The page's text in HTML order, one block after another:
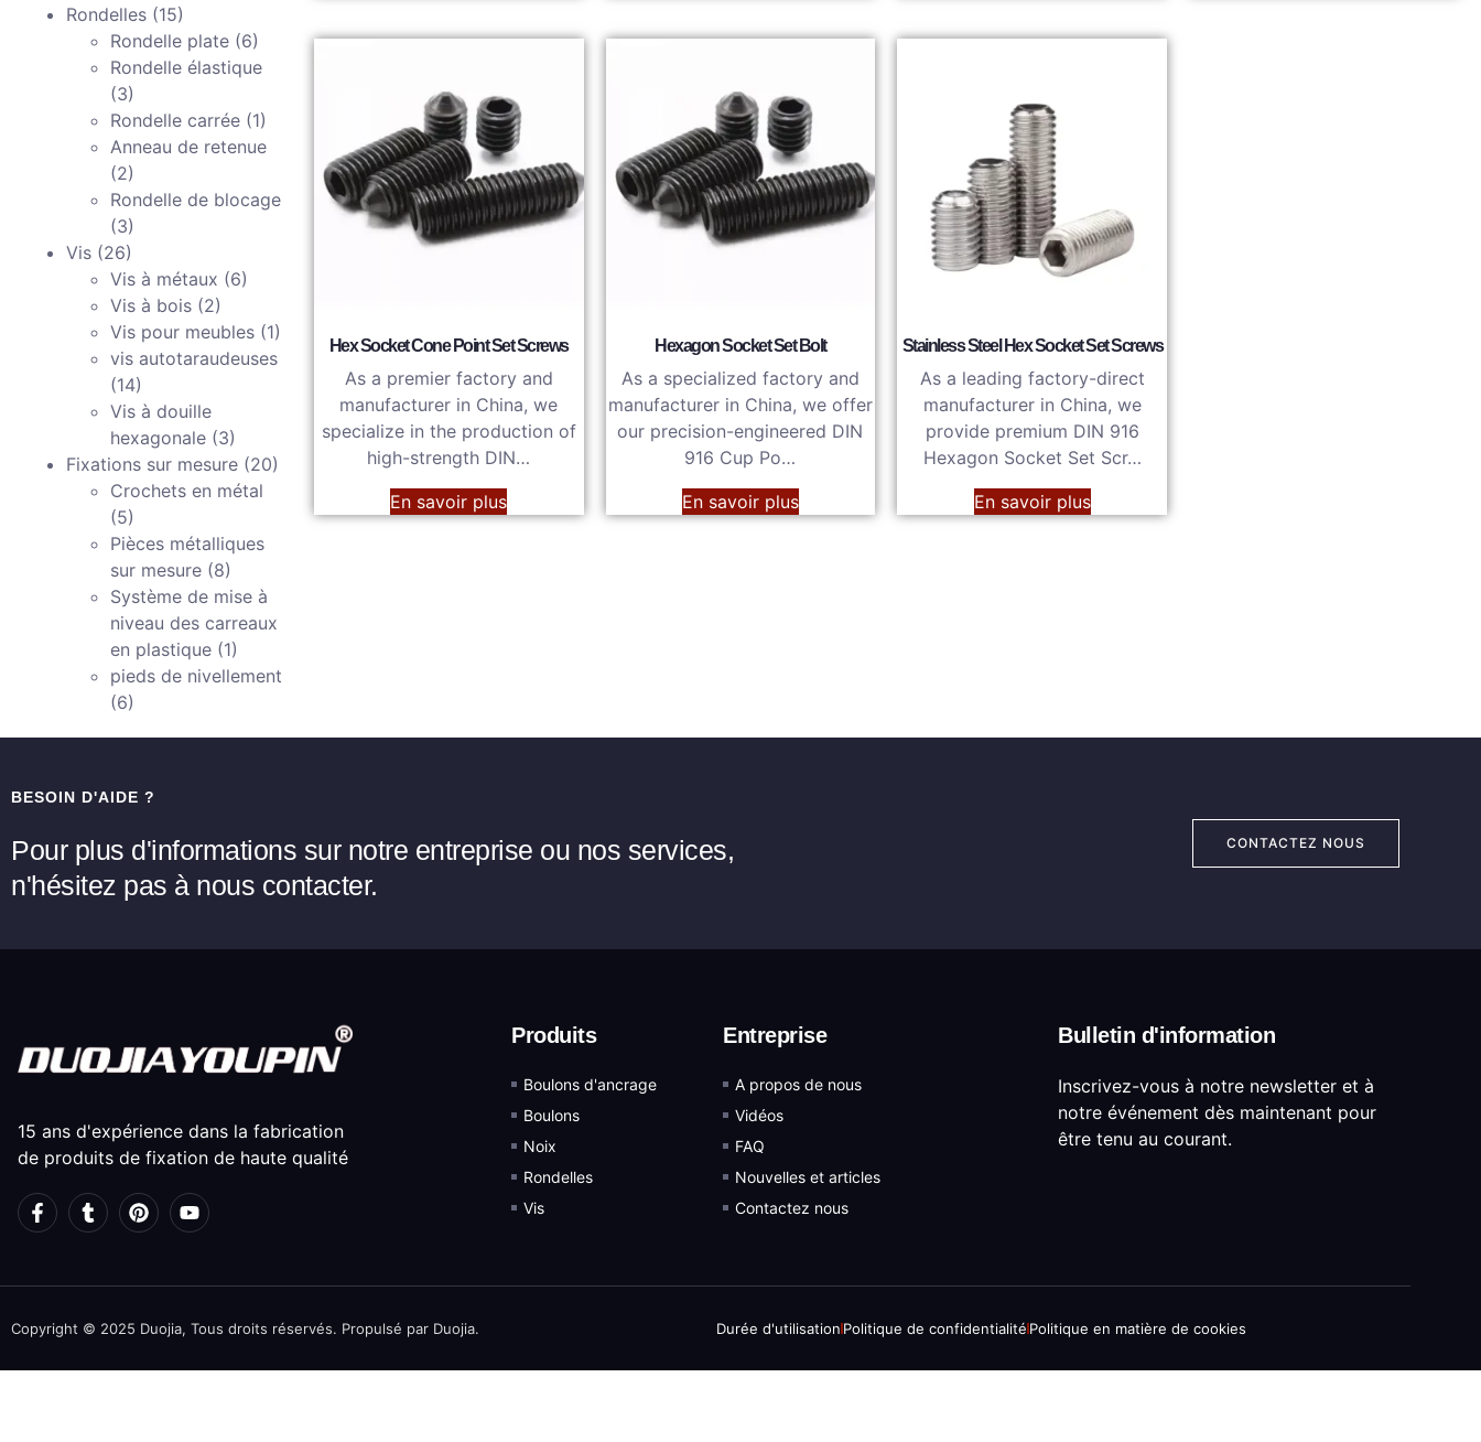
Rondelles (15)
Rondelle plate (6)
Rondelle élastique
(3)
Rondelle carrée (1)
Anneau de retenue
(2)
Rondelle de blocage
(3)
Vis (26)
Vis à métaux (6)
Vis à bois (2)
Vis pour meubles (1)
vis autotaraudeuses
(14)
Vis à douille
hexagonale (3)
Fixations sur mesure (20)
Crochets en métal
(5)
Pièces métalliques
sur mesure (8)
Système de mise à
niveau des carreaux
en plastique (1)
pieds de nivellement
(6)
Hex Socket Cone Point Set Screws
As a premier factory and
manufacturer in China, we
specialize in the production of
high-strength DIN…
En savoir plus
Hexagon Socket Set Bolt
As a specialized factory and
manufacturer in China, we offer
our precision-engineered DIN
916 Cup Po…
En savoir plus
Stainless Steel Hex Socket Set Screws
As a leading factory-direct
manufacturer in China, we
provide premium DIN 916
Hexagon Socket Set Scr…
En savoir plus
BESOIN D'AIDE ?
Pour plus d'informations sur notre entreprise ou nos services,
n'hésitez pas à nous contacter.
CONTACTEZ NOUS
15 ans d'expérience dans la fabrication
de produits de fixation de haute qualité
Produits
Boulons d'ancrage
Boulons
Noix
Rondelles
Vis
Entreprise
A propos de nous
Vidéos
FAQ
Nouvelles et articles
Contactez nous
Bulletin d'information
Inscrivez-vous à notre newsletter et à
notre événement dès maintenant pour
être tenu au courant.
Copyright © 2025 Duojia, Tous droits réservés. Propulsé par Duojia. Durée d'utilisation Politique de confidentialité Politique en matière de cookies